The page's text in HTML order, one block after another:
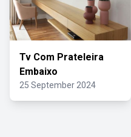
Tv Com Prateleira
Embaixo
25 September 2024